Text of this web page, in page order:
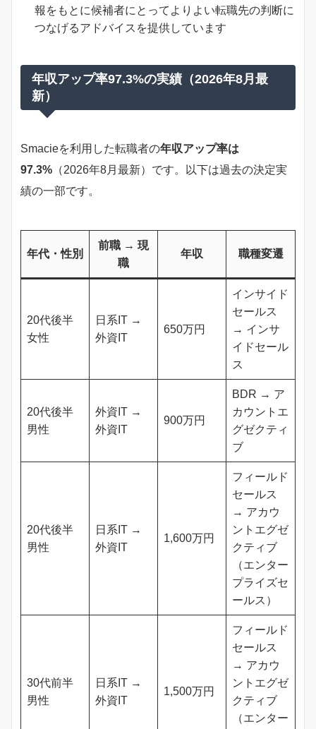
報をもとに候補者にとってよりよい転職先の判断に
つなげるアドバイスを提供しています
年収アップ率97.3%の実績（2026年8月最
新）
Smacieを利用した転職者の年収アップ率は
97.3% （2026年8月最新）です。以下は過去の決定実
績の一部です。
年代・性別
前職 → 現
職
年収 職種変遷
20代後半
女性
日系IT →
外資IT
650万円
インサイド
セールス
→ インサ
イドセール
ス
20代後半
男性
外資IT →
外資IT
900万円
BDR → ア
カウントエ
グゼクティ
ブ
20代後半
男性
日系IT →
外資IT
1,600万円
フィールド
セールス
→ アカウ
ントエグゼ
クティブ
（エンター
プライズセ
ールス）
30代前半
男性
日系IT →
外資IT
1,500万円
フィールド
セールス
→ アカウ
ントエグゼ
クティブ
（エンター